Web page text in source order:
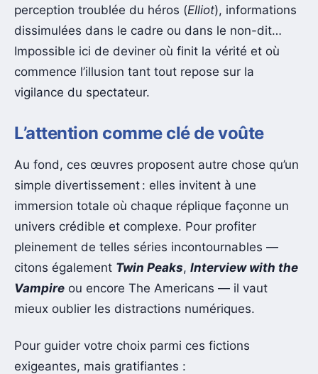
perception troublée du héros (Elliot), informations
dissimulées dans le cadre ou dans le non-dit…
Impossible ici de deviner où finit la vérité et où
commence l’illusion tant tout repose sur la
vigilance du spectateur.
L’attention comme clé de voûte
Au fond, ces œuvres proposent autre chose qu’un
simple divertissement : elles invitent à une
immersion totale où chaque réplique façonne un
univers crédible et complexe. Pour profiter
pleinement de telles séries incontournables —
citons également Twin Peaks, Interview with the
Vampire ou encore The Americans — il vaut
mieux oublier les distractions numériques.
Pour guider votre choix parmi ces fictions
exigeantes, mais gratifiantes :